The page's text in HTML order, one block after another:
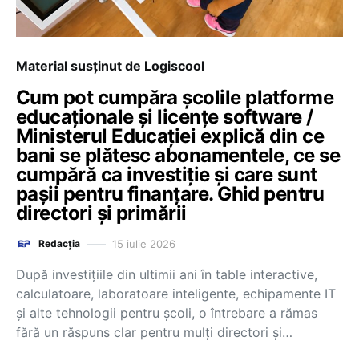
Material susținut de Logiscool
Cum pot cumpăra școlile platforme
educaționale și licențe software /
Ministerul Educației explică din ce
bani se plătesc abonamentele, ce se
cumpără ca investiție și care sunt
pașii pentru finanțare. Ghid pentru
directori și primării
Redacția 15 iulie 2026
După investițiile din ultimii ani în table interactive,
calculatoare, laboratoare inteligente, echipamente IT
și alte tehnologii pentru școli, o întrebare a rămas
fără un răspuns clar pentru mulți directori și…